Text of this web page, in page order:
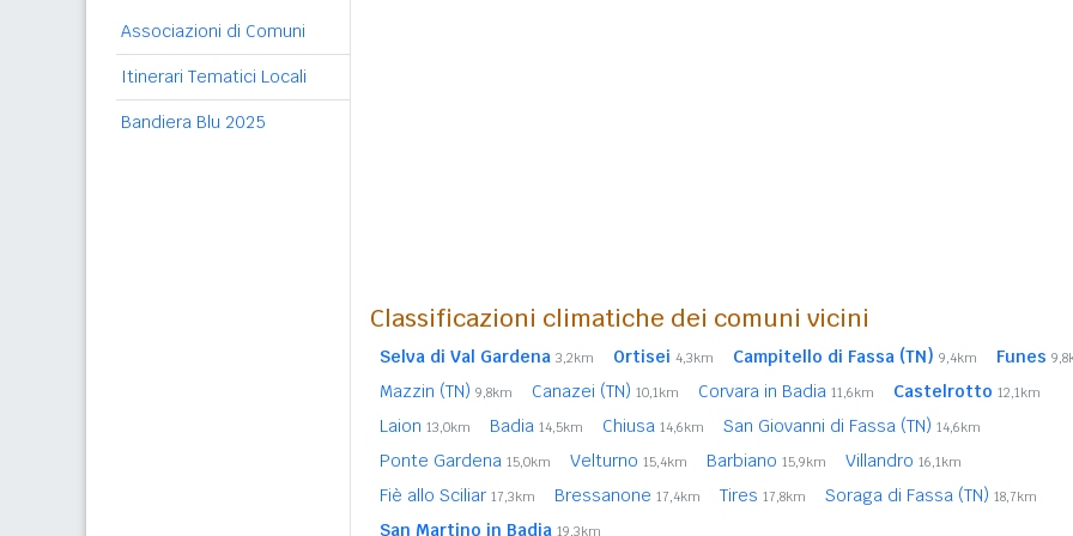
Associazioni di Comuni
Itinerari Tematici Locali
Bandiera Blu 2025
Classificazioni climatiche dei comuni vicini
Selva di Val Gardena 3,2km Ortisei 4,3km Campitello di Fassa (TN) 9,4km Funes
Mazzin (TN) 9,8km Canazei (TN) 10,1km Corvara in Badia 11,6km Castelrotto 12,1km
Laion 13,0km Badia 14,5km Chiusa 14,6km San Giovanni di Fassa (TN) 14,6km
Ponte Gardena 15,0km Velturno 15,4km Barbiano 15,9km Villandro 16,1km
Fiè allo Sciliar 17,3km Bressanone 17,4km Tires 17,8km Soraga di Fassa (TN) 18,7km
San Martino in Badia 19,3km